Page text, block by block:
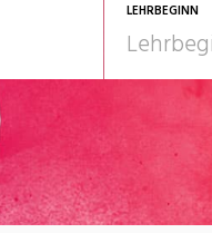
LEHRBEGINN
Telco